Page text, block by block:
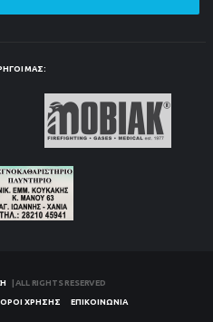
ΜΑΣ:
| ALL RIGHTS RESERVED
ΌΡΟΙ ΧΡΉΣΗΣ ΕΠΙΚΟΙΝΩΝΊΑ